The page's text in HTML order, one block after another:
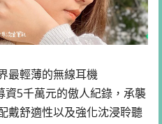
最輕薄的無線耳機
資5千萬元的傲人紀錄，承襲
戴舒適性以及強化沈浸聆聽